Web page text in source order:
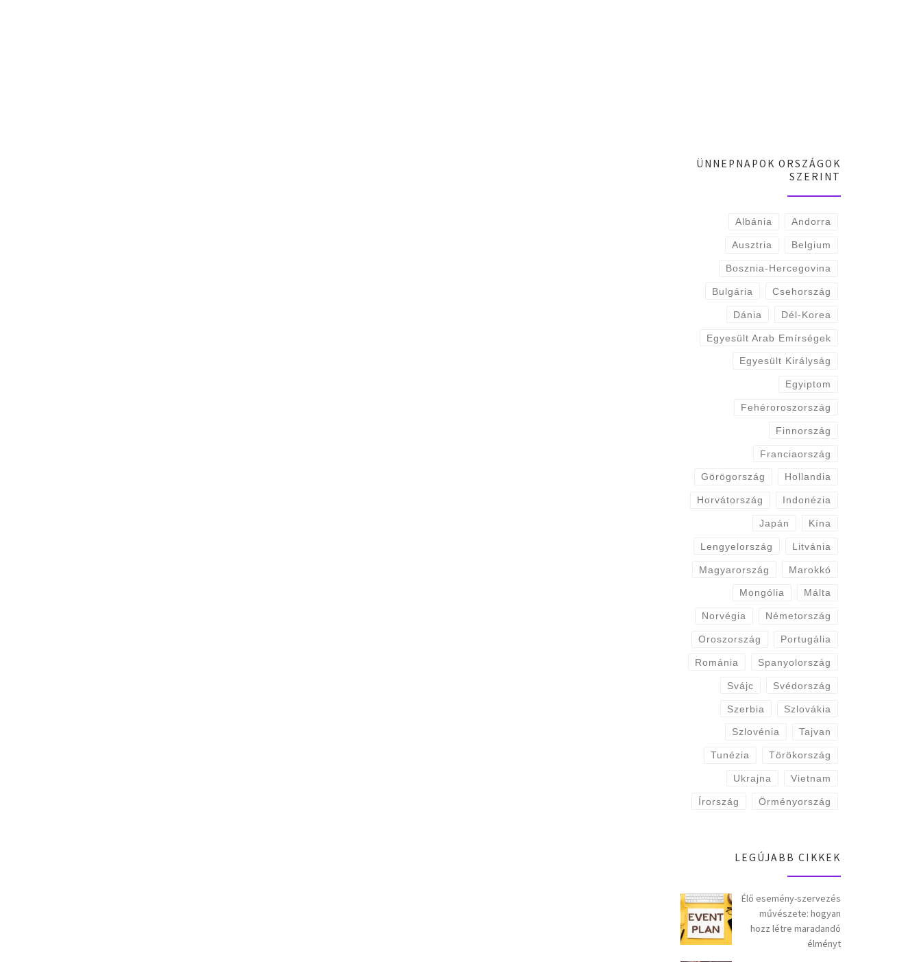
ÜNNEPNAPOK ORSZÁGOK
SZERINT
Albánia Andorra
Ausztria Belgium
Bosznia-Hercegovina
Bulgária Csehország
Dánia Dél-Korea
Egyesült Arab Emírségek
Egyesült Királyság
Egyiptom
Fehéroroszország
Finnország
Franciaország
Görögország Hollandia
Horvátország Indonézia
Japán Kína
Lengyelország Litvánia
Magyarország Marokkó
Mongólia Málta
Norvégia Németország
Oroszország Portugália
Románia Spanyolország
Svájc Svédország
Szerbia Szlovákia
Szlovénia Tajvan
Tunézia Törökország
Ukrajna Vietnam
Írország Örményország
LEGÚJABB CIKKEK
Élő esemény-szervezés
művészete: hogyan
hozz létre maradandó
élményt